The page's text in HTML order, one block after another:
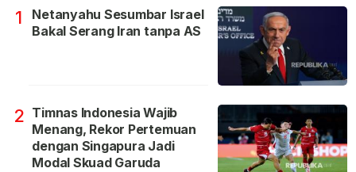
1
Netanyahu Sesumbar Israel
Bakal Serang Iran tanpa AS
2 Timnas Indonesia Wajib
Menang, Rekor Pertemuan
dengan Singapura Jadi
Modal Skuad Garuda